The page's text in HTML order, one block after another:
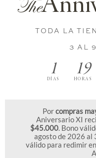
The
TODA LA
3 AL
1
DÍAS
19
HORAS
Porcompras
Aniversario XI
$45.000. Bono
agosto de 2026 al
válido para redimir